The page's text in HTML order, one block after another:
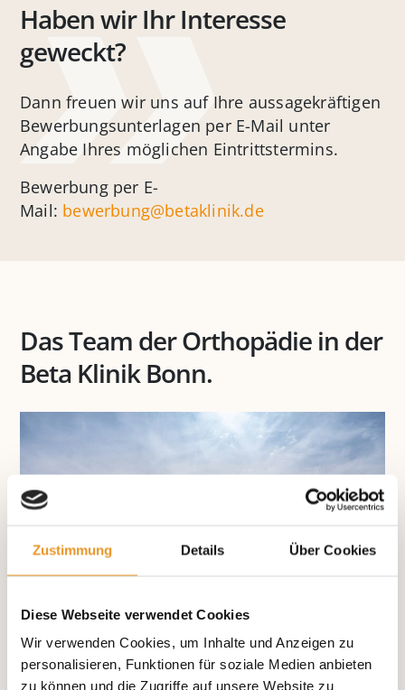
Zustimmung Details Über Cookies
Diese Webseite verwendet Cookies
Wir verwenden Cookies, um Inhalte und Anzeigen zu
personalisieren, Funktionen für soziale Medien anbieten
zu können und die Zugriffe auf unsere Website zu
Haben wir Ihr Interesse
geweckt?
Dann freuen wir uns auf Ihre aussagekräftigen
Bewerbungsunterlagen per E-Mail unter
Angabe Ihres möglichen Eintrittstermins.
Bewerbung per E-
Mail: bewerbung@betaklinik.de
Das Team der Orthopädie in der
Beta Klinik Bonn.